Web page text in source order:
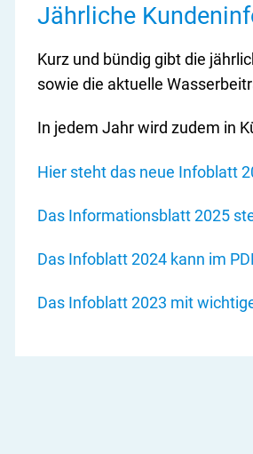
Jährliche
Kurz und bündig gibt die
sowie die aktuelle
In jedem Jahr wird zudem in
Hier steht das neue Infoblatt
Das Informationsblatt 2025
Das Infoblatt 2024 kann im
Das Infoblatt 2023 mit